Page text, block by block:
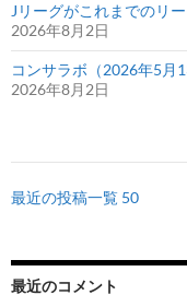
Jリーグがこれまでのリ
2026年8月2日
コンサラボ（2026年5月
2026年8月2日
最近の投稿一覧 50
最近のコメント